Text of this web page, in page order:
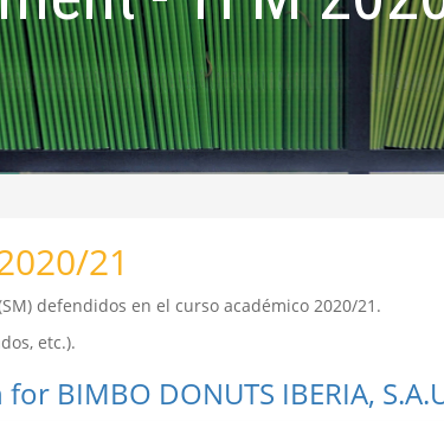
21
defendidos en el curso académico 2020/21.
etc.).
BIMBO DONUTS IBERIA,